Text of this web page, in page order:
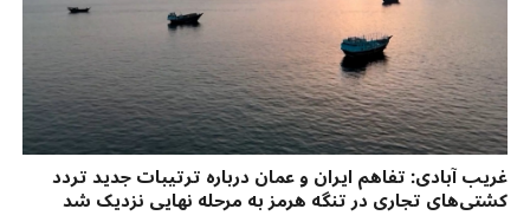
غریب آبادی: تفاهم ایران و عمان درباره ترتیبات جدید تردد
کشتی‌های تجاری در تنگه هرمز به مرحله نهایی نزدیک شد